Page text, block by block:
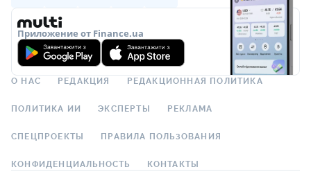
Приложение от Finance.ua
О НАС РЕДАКЦИЯ РЕДАКЦИОННАЯ ПОЛИТИКА
ПОЛИТИКА ИИ ЭКСПЕРТЫ РЕКЛАМА
СПЕЦПРОЕКТЫ ПРАВИЛА ПОЛЬЗОВАНИЯ
КОНФИДЕНЦИАЛЬНОСТЬ КОНТАКТЫ